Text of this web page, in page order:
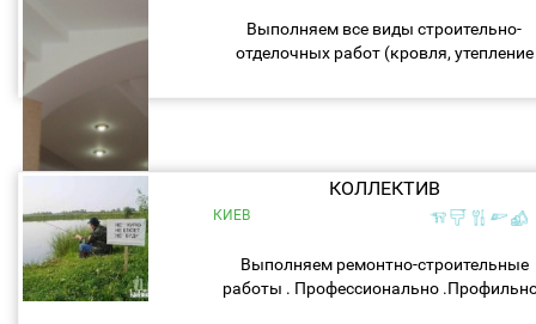
Выполняем все виды строительно-
отделочных работ (кровля, утепление
быстро и качественно ! Возьмём
КОЛЛЕКТИВ
КИЕВ
Выполняем ремонтно-строительные
работы . Профессионально